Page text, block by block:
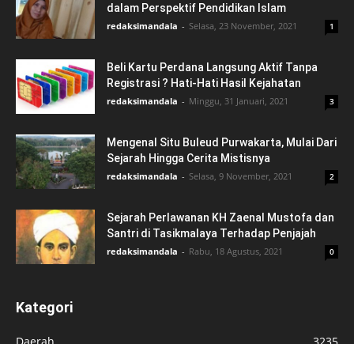
dalam Perspektif Pendidikan Islam
redaksimandala - Selasa, 23 November, 2021 1
Beli Kartu Perdana Langsung Aktif Tanpa
Registrasi ? Hati-Hati Hasil Kejahatan
redaksimandala - Minggu, 31 Januari, 2021 3
Mengenal Situ Buleud Purwakarta, Mulai Dari
Sejarah Hingga Cerita Mistisnya
redaksimandala - Selasa, 9 November, 2021 2
Sejarah Perlawanan KH Zaenal Mustofa dan
Santri di Tasikmalaya Terhadap Penjajah
redaksimandala - Rabu, 18 Agustus, 2021 0
Kategori